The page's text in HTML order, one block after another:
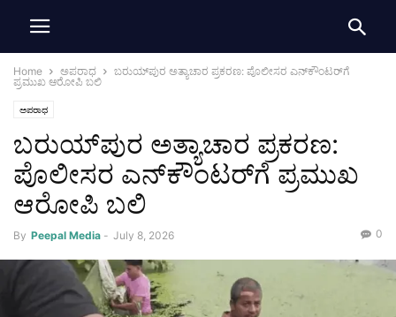
Home ಅಪರಾಧ
ಬರುಯ್‌ಪುರ ಅತ್ಯಾಚಾರ ಪ್ರಕರಣ: ಪೊಲೀಸರ ಎನ್‌ಕೌಂಟರ್‌ಗೆ
ಪ್ರಮುಖ ಆರೋಪಿ ಬಲಿ
ಅಪರಾಧ
ಬರುಯ್‌ಪುರ ಅತ್ಯಾಚಾರ ಪ್ರಕರಣ:
ಪೊಲೀಸರ ಎನ್‌ಕೌಂಟರ್‌ಗೆ ಪ್ರಮುಖ
ಆರೋಪಿ ಬಲಿ
By Peepal Media - July 8, 2026 0